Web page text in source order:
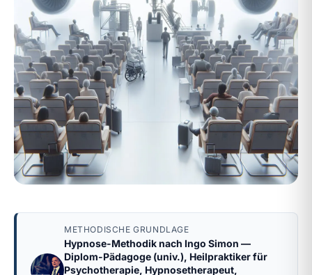
METHODISCHE GRUNDLAGE
Hypnose-Methodik nach Ingo Simon —
Diplom-Pädagoge (univ.), Heilpraktiker für
Psychotherapie, Hypnosetherapeut,